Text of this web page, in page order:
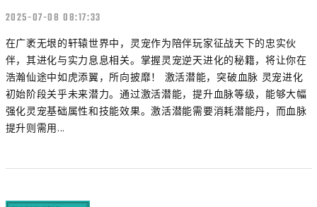
2025-07-08 08:17:33
在广袤无垠的轩辕世界中，灵宠作为陪伴玩家征战天下的忠实伙
伴，其进化与实力息息相关。掌握灵宠逆天进化的秘籍，将让你在
浩瀚仙途中如虎添翼，所向披靡！ 激活潜能，突破血脉 灵宠进化
初始阶段关乎未来潜力。通过激活潜能，提升血脉等级，能够大幅
强化灵宠基础属性和技能效果。激活潜能需要消耗潜能丹，而血脉
提升则需用...